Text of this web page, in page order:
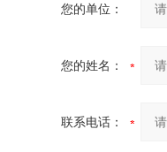
您的单位：
您的姓名：
联系电话：